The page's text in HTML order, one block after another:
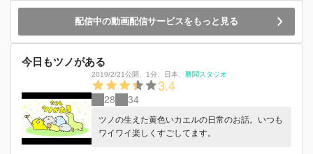
配信中の動画配信サービスをもっと見る
今日もツノがある
2019/2/21公開 1分 日本 勝鬨スタジオ
3.4
28 34
ツノの生えた黄色いカエルの日常のお話。いつも
ワイワイ楽しくすごしてます。